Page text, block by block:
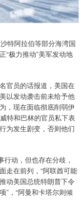
特阿拉伯等部分海湾国
“极力推动”美军发动地
官员的话报道，美国在
以发动袭击前未给予他
，现在面临彻底削弱伊
特和巴林的官员私下表
为发生剧变，否则他们
行动，但也存在分歧，
走在前列，“阿联酋可能
动美国总统特朗普下令
”，“阿曼和卡塔尔则倾